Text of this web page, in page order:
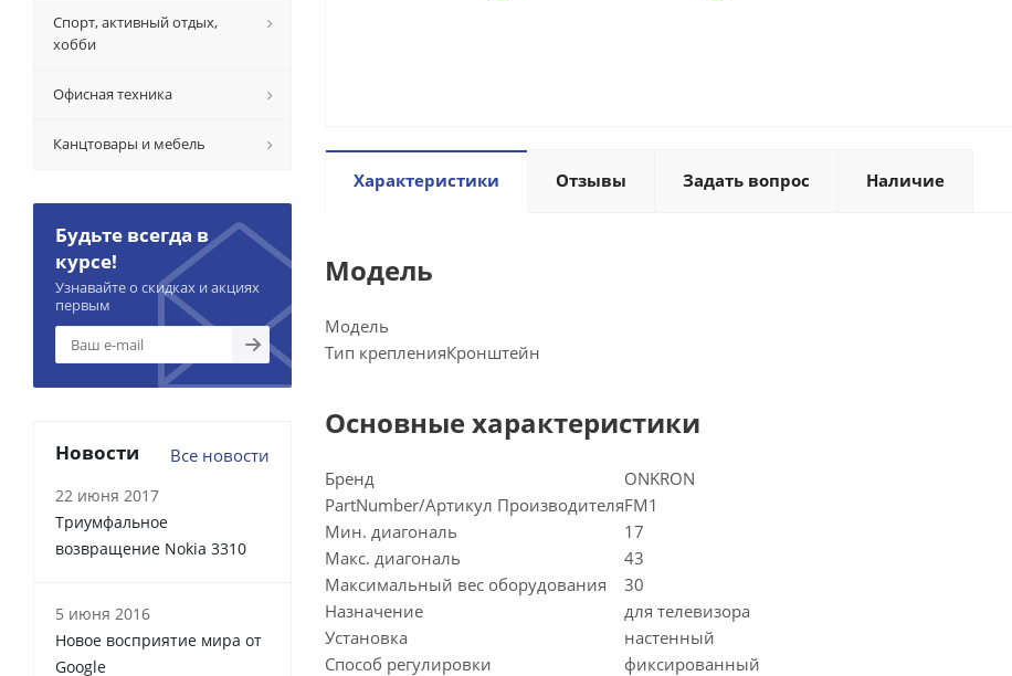
Характеристики Отзывы Задать вопрос Наличие
Модель
Модель
Тип крепленияКронштейн
Основные характеристики
Бренд
ONKRON
PartNumber/Артикул ПроизводителяFM1
Мин. диагональ
17
Макс. диагональ
43
Максимальный вес оборудования
30
Назначение
для телевизора
Установка
настенный
Способ регулировки
фиксированный
Спорт, активный отдых,
хобби
Офисная техника
Канцтовары и мебель
Будьте всегда в
курсе!
Узнавайте о скидках и акциях
первым
Новости Все новости
22 июня 2017
Триумфальное
возвращение Nokia 3310
5 июня 2016
Новое восприятие мира от
Google